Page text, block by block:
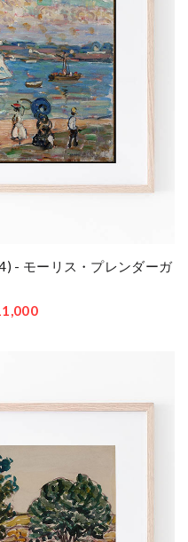
- モーリス・プレンダーガ